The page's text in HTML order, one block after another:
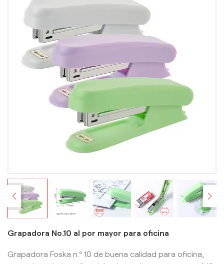
Grapadora No.10 al por mayor para oficina
Grapadora Foska n.º 10 de buena calidad para oficina,